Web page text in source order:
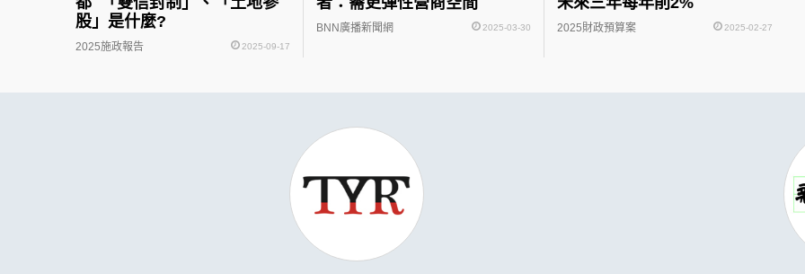
股」是什麼?
2025施政報告 2025-09-17
BNN廣播新聞網 2025-03-30 2025財政預算案 2025-02-27